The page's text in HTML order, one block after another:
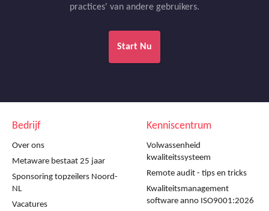
practices' van andere gebruikers.
Start Nu
Bedrijf
Over ons
Metaware bestaat 25 jaar
Sponsoring topzeilers Noord-
NL
Vacatures
Kenniscentrum
Volwassenheid
kwaliteitssysteem
Remote audit - tips en tricks
Kwaliteitsmanagement
software anno ISO9001:2026